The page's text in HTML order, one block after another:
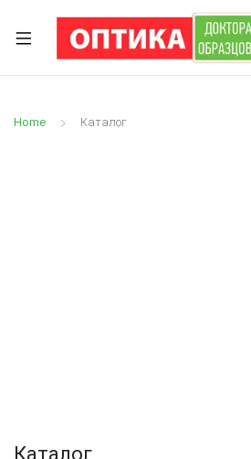
Home Каталог
Каталог